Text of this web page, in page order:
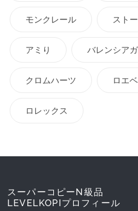
モンクレール スト
アミり バレンシアガ
クロムハーツ ロエベ
ロレックス
スーパーコピーN級品
LEVELKOPIプロフィール